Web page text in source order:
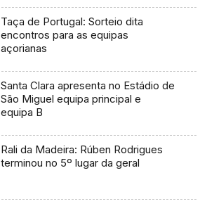
Taça de Portugal: Sorteio dita
encontros para as equipas
açorianas
Santa Clara apresenta no Estádio de
São Miguel equipa principal e
equipa B
Rali da Madeira: Rúben Rodrigues
terminou no 5º lugar da geral